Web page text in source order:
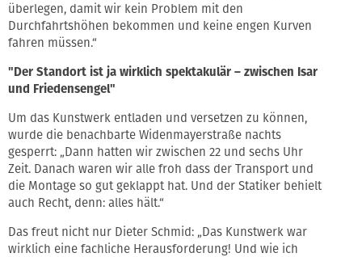
überlegen, damit wir kein Problem mit den
Durchfahrtshöhen bekommen und keine engen Kurven
fahren müssen.“
"Der Standort ist ja wirklich spektakulär – zwischen Isar
und Friedensengel"
Um das Kunstwerk entladen und versetzen zu können,
wurde die benachbarte Widenmayerstraße nachts
gesperrt: „Dann hatten wir zwischen 22 und sechs Uhr
Zeit. Danach waren wir alle froh dass der Transport und
die Montage so gut geklappt hat. Und der Statiker behielt
auch Recht, denn: alles hält.“
Das freut nicht nur Dieter Schmid: „Das Kunstwerk war
wirklich eine fachliche Herausforderung! Und wie ich